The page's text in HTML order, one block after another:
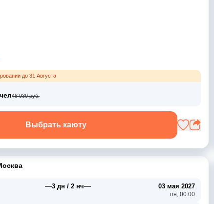
до 31 Августа
48 939 руб.
Выбрать каюту
—3 дн / 2 нч— 03 мая 2027
пн, 00:00